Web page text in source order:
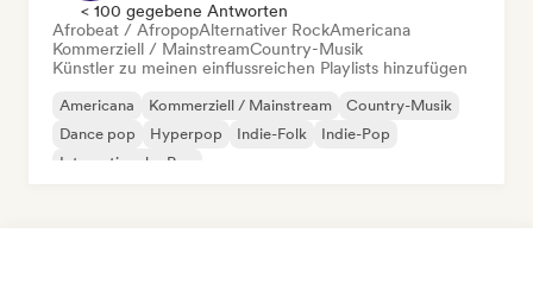
< 100 gegebene Antworten
Afrobeat / AfropopAlternativer RockAmericana
Kommerziell / MainstreamCountry-Musik
Künstler zu meinen einflussreichen Playlists hinzufügen
Americana Kommerziell / Mainstream
Country-Musik
Dance pop
Hyperpop Indie-Folk
Indie-Pop
Internationaler Pop